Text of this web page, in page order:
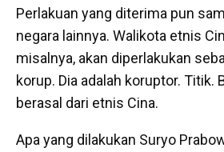
Perlakuan yang diterima pun
negara lainnya. Walikota etnis
misalnya, akan diperlakukan
korup. Dia adalah koruptor. Titik.
berasal dari etnis Cina.
Apa yang dilakukan Suryo